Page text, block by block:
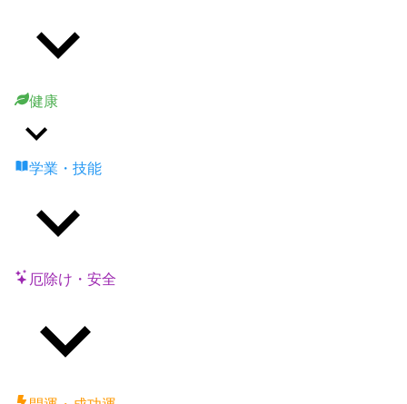
健康
学業・技能
厄除け・安全